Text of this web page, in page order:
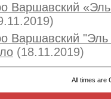
Варшавский
Варшавский "Эль
(18.11.2019)
All times are